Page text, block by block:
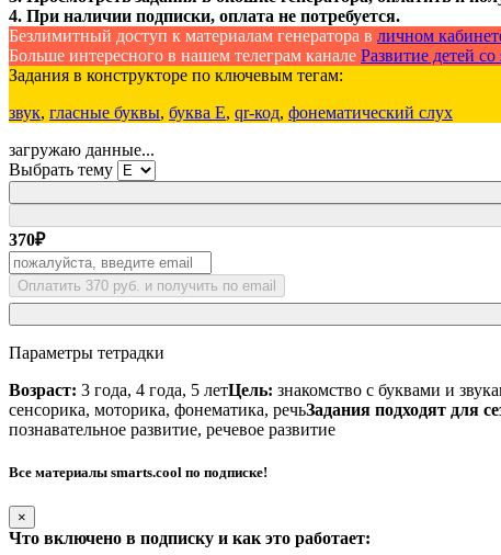
4. При наличии подписки, оплата не потребуется.
Безлимитный доступ к материалам генератора в личном
Больше интересного в нашем телеграм канале Развитие детей со
Задания в конструкторе по ключевым тегам:
звук, гласные буквы, буква Е, qr-код, фонематический слух
загружаю данные...
Выбрать тему
370₽
Оплатить 370 руб. и получить по email
Параметры тетрадки
Возраст: 3 года, 4 года, 5 летЦель: знакомство с буквами и
сенсорика, моторика, фонематика, речьЗадания подходят для
познавательное развитие, речевое развитие
Все материалы smarts.cool по подписке!
×
Что включено в подписку и как это работает: